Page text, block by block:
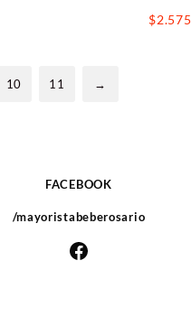
$2.575
10 11 →
FACEBOOK
/mayoristabeberosario
Facebook